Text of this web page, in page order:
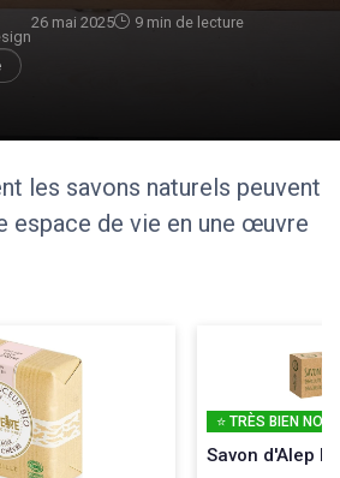
26 mai 2025 9 min de lecture
les savons naturels peuvent
espace de vie en une œuvre
⭐ TRÈS BIEN NOTÉ
Savon d'Alep